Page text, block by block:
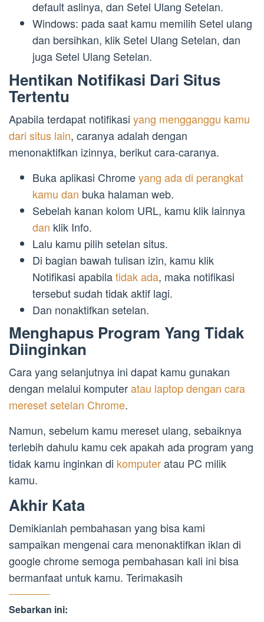
default aslinya, dan Setel Ulang Setelan.
Windows: pada saat kamu memilih Setel ulang
dan bersihkan, klik Setel Ulang Setelan, dan
juga Setel Ulang Setelan.
Hentikan Notifikasi Dari Situs
Tertentu
Apabila terdapat notifikasi yang mengganggu kamu
dari situs lain, caranya adalah dengan
menonaktifkan izinnya, berikut cara-caranya.
Buka aplikasi Chromeyang ada di perangkat
kamu dan buka halaman web.
Sebelah kanan kolom URL, kamu klik lainnya
dan klik Info.
Lalu kamu pilih setelan situs.
Di bagian bawah tulisan izin, kamu klik
Notifikasi apabilatidak ada, maka notifikasi
tersebut sudah tidak aktif lagi.
Dan nonaktifkan setelan.
Menghapus Program Yang Tidak
Diinginkan
Cara yang selanjutnya ini dapat kamu gunakan
dengan melalui komputeratau laptop dengan cara
mereset setelan Chrome.
Namun, sebelum kamu mereset ulang, sebaiknya
terlebih dahulu kamu cek apakah ada program yang
tidak kamu inginkan di komputeratau PC milik
kamu.
Akhir Kata
Demikianlah pembahasan yang bisa kami
sampaikan mengenai cara menonaktifkan iklan di
google chrome semoga pembahasan kali ini bisa
bermanfaat untuk kamu. Terimakasih
Sebarkan ini: